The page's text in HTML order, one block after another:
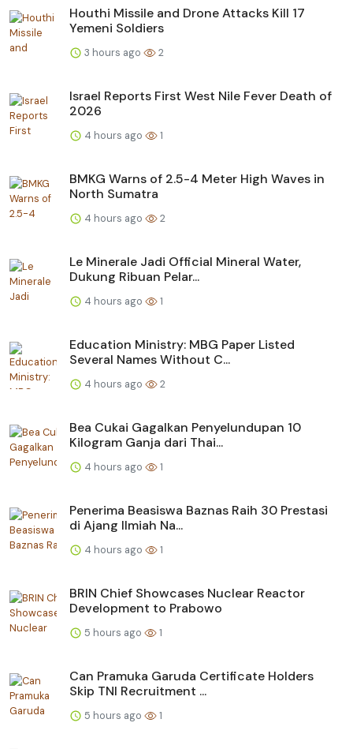
Houthi Missile and Drone Attacks Kill 17
Yemeni Soldiers
3 hours ago 2
Israel Reports First West Nile Fever Death of
2026
4 hours ago 1
BMKG Warns of 2.5-4 Meter High Waves in
North Sumatra
4 hours ago 2
Le Minerale Jadi Official Mineral Water,
Dukung Ribuan Pelar...
4 hours ago 1
Education Ministry: MBG Paper Listed
Several Names Without C...
4 hours ago 2
Bea Cukai Gagalkan Penyelundupan 10
Kilogram Ganja dari Thai...
4 hours ago 1
Penerima Beasiswa Baznas Raih 30 Prestasi
di Ajang Ilmiah Na...
4 hours ago 1
BRIN Chief Showcases Nuclear Reactor
Development to Prabowo
5 hours ago 1
Can Pramuka Garuda Certificate Holders
Skip TNI Recruitment ...
5 hours ago 1